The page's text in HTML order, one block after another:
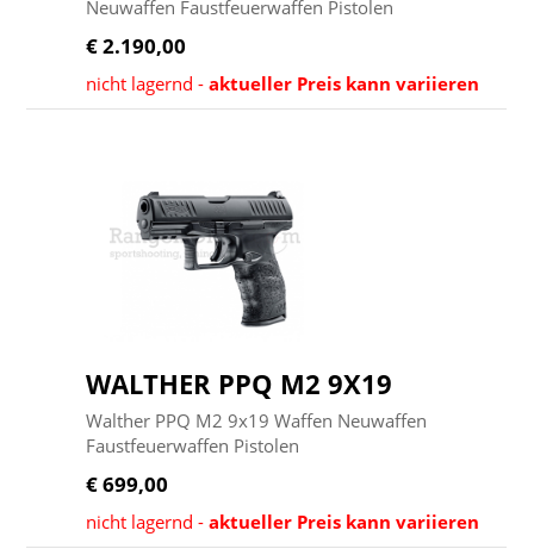
Neuwaffen Faustfeuerwaffen Pistolen
€ 2.190,00
nicht lagernd -aktueller Preis kann variieren
WALTHER PPQ M2 9X19
Walther PPQ M2 9x19 Waffen Neuwaffen
Faustfeuerwaffen Pistolen
€ 699,00
nicht lagernd -aktueller Preis kann variieren